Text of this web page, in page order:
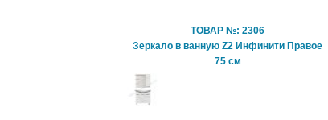
ТОВАР №: 2306
Зеркало в ванную Z2 Инфинити Правое
75 см